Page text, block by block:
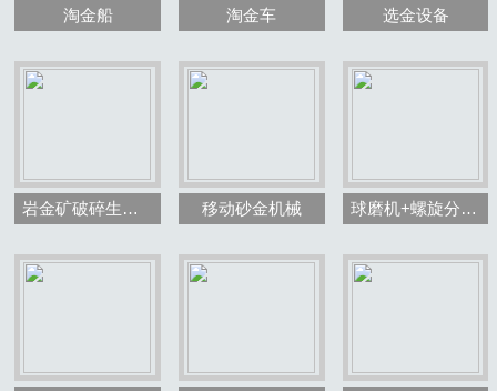
淘金船 淘金车 选金设备
岩金矿破碎生产线效果图 移动砂金机械 球磨机+螺旋分级机